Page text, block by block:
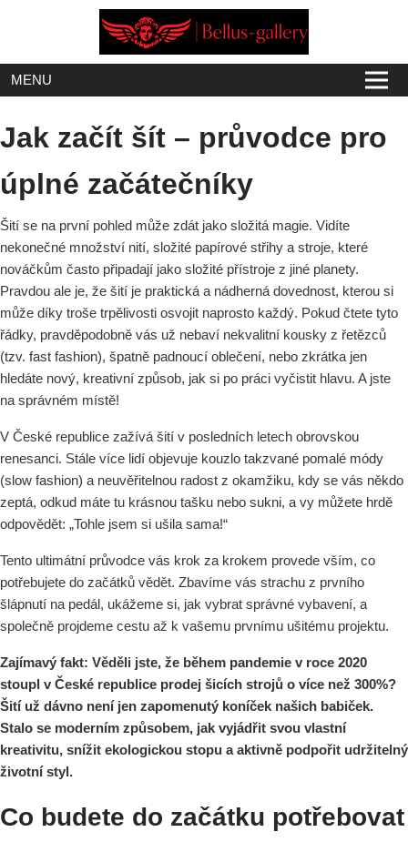
MENU
Jak začít šít – průvodce pro
úplné začátečníky
Šití se na první pohled může zdát jako složitá magie. Vidíte
nekonečné množství nití, složité papírové střihy a stroje, které
nováčkům často připadají jako složité přístroje z jiné planety.
Pravdou ale je, že šití je praktická a nádherná dovednost, kterou si
může díky troše trpělivosti osvojit naprosto každý. Pokud čtete tyto
řádky, pravděpodobně vás už nebaví nekvalitní kousky z řetězců
(tzv. fast fashion), špatně padnoucí oblečení, nebo zkrátka jen
hledáte nový, kreativní způsob, jak si po práci vyčistit hlavu. A jste
na správném místě!
V České republice zažívá šití v posledních letech obrovskou
renesanci. Stále více lidí objevuje kouzlo takzvané pomalé módy
(slow fashion) a neuvěřitelnou radost z okamžiku, kdy se vás někdo
zeptá, odkud máte tu krásnou tašku nebo sukni, a vy můžete hrdě
odpovědět: „Tohle jsem si ušila sama!“
Tento ultimátní průvodce vás krok za krokem provede vším, co
potřebujete do začátků vědět. Zbavíme vás strachu z prvního
šlápnutí na pedál, ukážeme si, jak vybrat správné vybavení, a
společně projdeme cestu až k vašemu prvnímu ušitému projektu.
Zajímavý fakt: Věděli jste, že během pandemie v roce 2020
stoupl v České republice prodej šicích strojů o více než 300%?
Šití už dávno není jen zapomenutý koníček našich babiček.
Stalo se moderním způsobem, jak vyjádřit svou vlastní
kreativitu, snížit ekologickou stopu a aktivně podpořit udržitelný
životní styl.
Co budete do začátku potřebovat